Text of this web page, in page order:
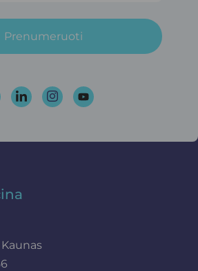
Prenumeruoti